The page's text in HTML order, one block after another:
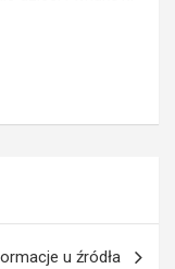
u źródła